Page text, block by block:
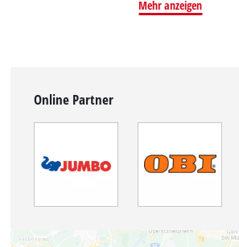
Mehr anzeigen
Online Partner